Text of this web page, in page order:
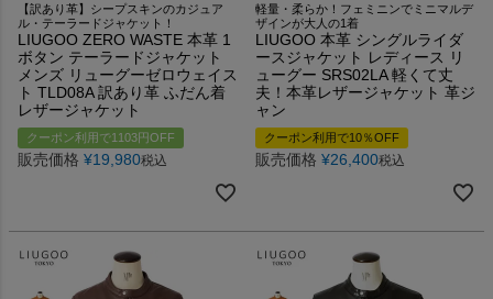
【訳あり革】シープスキンのカジュア
ル・テーラードジャケット！
LIUGOO ZERO WASTE 本革 1
ボタン テーラードジャケット
メンズ リューグーゼロウェイス
ト TLD08A 訳あり革 ふだん着
レザージャケット
クーポン利用で1103円OFF
販売価格 ¥19,980税込
軽量・柔らか！フェミニンでミニマルデ
ザインが大人の1着
LIUGOO 本革 シングルライダ
ースジャケット レディース リ
ューグー SRS02LA 軽くて丈
夫！本革レザージャケット 革ジ
ャン
クーポン利用で10％OFF
販売価格 ¥26,400税込